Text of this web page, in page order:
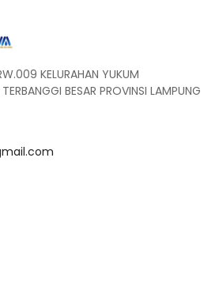
KELURAHAN YUKUM
BESAR PROVINSI LAMPUNG